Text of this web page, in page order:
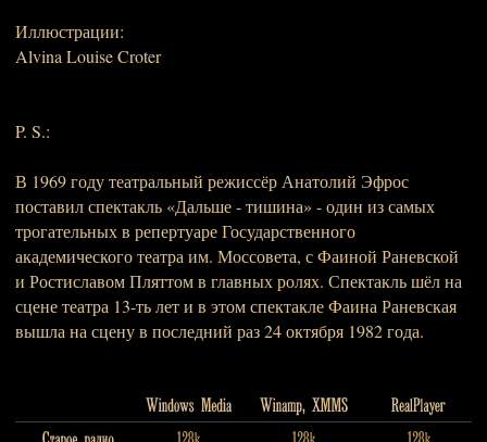
Иллюстрации:
Alvina Louise Croter
P. S.:
В 1969 году театральный режиссёр Анатолий Эфрос
поставил спектакль «Дальше - тишина» - один из самых
трогательных в репертуаре Государственного
академического театра им. Моссовета, с Фаиной Раневской
и Ростиславом Пляттом в главных ролях. Спектакль шёл на
сцене театра 13-ть лет и в этом спектакле Фаина Раневская
вышла на сцену в последний раз 24 октября 1982 года.